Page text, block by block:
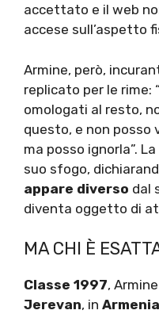
accettato e il web
accese sull’aspetto
Armine, però,
replicato per le rime:
omologati al resto,
questo, e non posso
ma posso ignorla”.
suo sfogo,
appare diverso dal
diventa oggetto di
MA CHI È
Classe 1997,
Jerevan, in Armenia